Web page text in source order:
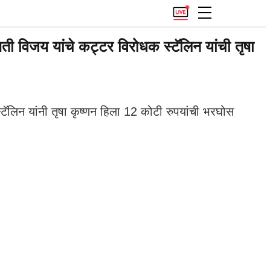
यांचे कट्टर विरोधक स्टॅलिन यांची तृषा
यांनी तृषा कृष्णन हिला 12 कोटी रुपयांची भरघोस